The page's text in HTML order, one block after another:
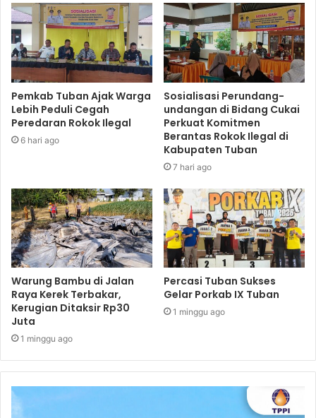
Pemkab Tuban Ajak Warga
Lebih Peduli Cegah
Peredaran Rokok Ilegal
6 hari ago
Sosialisasi Perundang-
undangan di Bidang Cukai
Perkuat Komitmen
Berantas Rokok Ilegal di
Kabupaten Tuban
7 hari ago
Warung Bambu di Jalan
Raya Kerek Terbakar,
Kerugian Ditaksir Rp30
Juta
1 minggu ago
Percasi Tuban Sukses
Gelar Porkab IX Tuban
1 minggu ago